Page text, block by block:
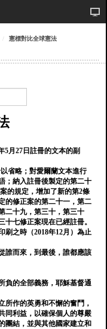
憲標對比全球憲法
5月27日註冊的文本的副
省略；對愛爾蘭文本進行
；納入註冊後製定的第二十
的規定，增加了新的第2條
的修正案的第二十一，第二
二十九，第三十，第三十
七修正案現在已經註冊。
刷之時（2018年12月）為止
誰而來，到最後，誰都應該
負的全部義務，耶穌基督通
所作的英勇和不懈的奮鬥，
同利益，以確保個人的尊嚴
團結，並與其他國家建立和